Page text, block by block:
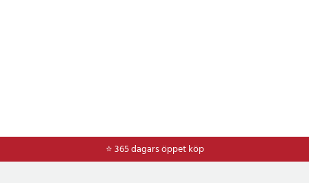
⭐ 365 dagars öppet köp
⭐Frakt 49kr *